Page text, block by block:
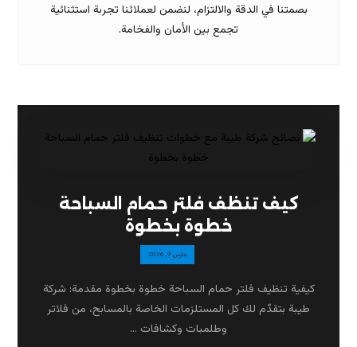
بصمتنا في الدقة والالتزام، لنضمن لعملائنا تجربة استثنائية
تجمع بين الأمان والفخامة.
كيف تنظف فلتر حمام السباحة
خطوة بخطوة
مارس 9, 2026
كيفية تنظيف فلتر حمام السباحة خطوة بخطوة مقدمة: شركة
طيبة بتقدّم لك كل المستلزمات الخاصة بالمسابح، من فلاتر
وطلمبات وكشافات ...